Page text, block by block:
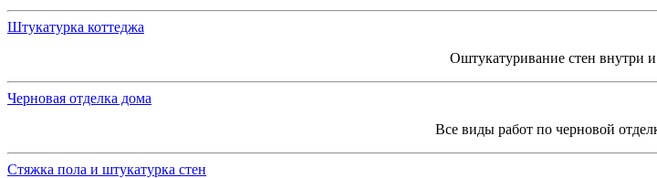
Штукатурка коттеджа
Оштукатуривание стен внутри
Черновая отделка дома
Все виды работ по черновой
Стяжка пола и штукатурка стен